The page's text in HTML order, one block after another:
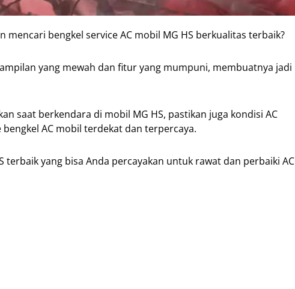
bengkel service AC mobil MG HS berkualitas terbaik?
yang mewah dan fitur yang mumpuni, membuatnya jadi
saat berkendara di mobil MG HS, pastikan juga kondisi AC
AC mobil terdekat dan terpercaya.
yang bisa Anda percayakan untuk rawat dan perbaiki AC